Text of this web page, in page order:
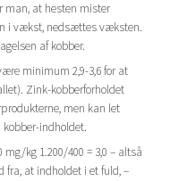
man, at hesten mister
i vækst, nedsættes væksten.
af kobber.
minimum 2,9-3,6 for at
Zink-kobberforholdet
men kan let
indholdet.
kg 1.200/400 = 3,0 – altså
at indholdet i et fuld, –